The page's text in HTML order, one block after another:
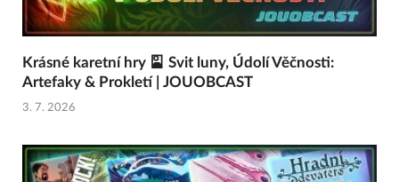
Krásné karetní hry 🎴 Svit luny, Údolí Věčnosti:
Artefaky & Prokletí | JOUOBCAST
3. 7. 2026